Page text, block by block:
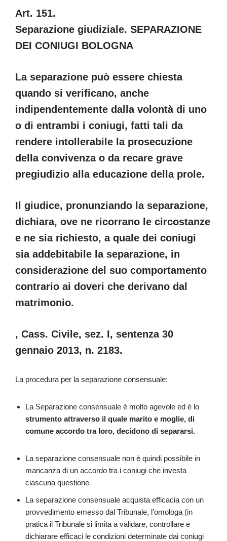
Art. 151.
Separazione giudiziale. SEPARAZIONE
DEI CONIUGI BOLOGNA
La separazione può essere chiesta
quando si verificano, anche
indipendentemente dalla volontà di uno
o di entrambi i coniugi, fatti tali da
rendere intollerabile la prosecuzione
della convivenza o da recare grave
pregiudizio alla educazione della prole.
Il giudice, pronunziando la separazione,
dichiara, ove ne ricorrano le circostanze
e ne sia richiesto, a quale dei coniugi
sia addebitabile la separazione, in
considerazione del suo comportamento
contrario ai doveri che derivano dal
matrimonio.
, Cass. Civile, sez. I, sentenza 30
gennaio 2013, n. 2183.
La procedura per la separazione consensuale:
La Separazione consensuale è molto agevole ed è lo
strumento attraverso il quale marito e moglie, di
comune accordo tra loro, decidono di separarsi.
La separazione consensuale non è quindi possibile in
mancanza di un accordo tra i coniugi che investa
ciascuna questione
La separazione consensuale acquista efficacia con un
provvedimento emesso dal Tribunale, l’omologa (in
pratica il Tribunale si limita a validare, controllare e
dichiarare efficaci le condizioni determinate dai coniugi